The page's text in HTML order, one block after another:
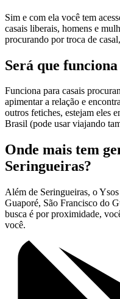
Sim e com ela você tem
casais liberais, homens e
procurando por troca de
Será que
Funciona para casais
apimentar a relação e
outros fetiches, estejam eles
Brasil (pode usar viajando
Onde mais tem
Seringueiras?
Além de Seringueiras, o
Guaporé, São Francisco do
busca é por proximidade,
você.